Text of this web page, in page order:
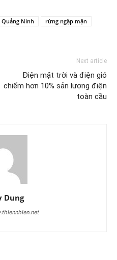
Quảng Ninh
rừng ngập mặn
Next article
Điện mặt trời và điện gió
chiếm hơn 10% sản lượng điện
toàn cầu
Dung